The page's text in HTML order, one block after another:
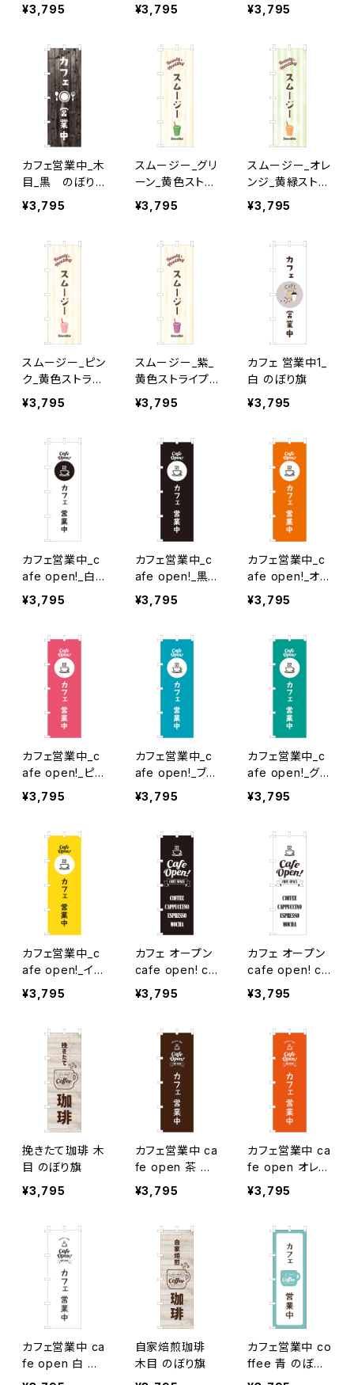
¥3,795 ¥3,795 ¥3,795
カフェ営業中_木
目_黒 のぼり
旗
¥3,795
スムージー_グリ
ーン_黄色ストラ
イプ のぼり旗
¥3,795
スムージー_オレ
ンジ_黄緑ストラ
イプ のぼり旗
¥3,795
スムージー_ピン
ク_黄色ストライ
プ のぼり旗
¥3,795
スムージー_紫_
黄色ストライプ
のぼり旗
¥3,795
カフェ 営業中1_
白 のぼり旗
¥3,795
カフェ営業中_c
afe open!_白×
黒文字 のぼり旗
¥3,795
カフェ営業中_c
afe open!_黒
のぼり旗
¥3,795
カフェ営業中_c
afe open!_オレ
ンジ のぼり旗
¥3,795
カフェ営業中_c
afe open!_ピン
ク のぼり旗
¥3,795
カフェ営業中_c
afe open!_ブル
ー のぼり旗
¥3,795
カフェ営業中_c
afe open!_グリ
ーン のぼり旗
¥3,795
カフェ営業中_c
afe open!_イエ
ロー のぼり旗
¥3,795
カフェ オープン
cafe open! co
zy space_黒
のぼり旗
¥3,795
カフェ オープン
cafe open! co
zy space_白
のぼり旗
¥3,795
挽きたて珈琲 木
目 のぼり旗
¥3,795
カフェ営業中 ca
fe open 茶 の
ぼり旗
¥3,795
カフェ営業中 ca
fe open オレン
ジ のぼり旗
¥3,795
カフェ営業中 ca
fe open 白 の
ぼり旗
自家焙煎珈琲
木目 のぼり旗
カフェ営業中 co
ffee 青 のぼり
旗